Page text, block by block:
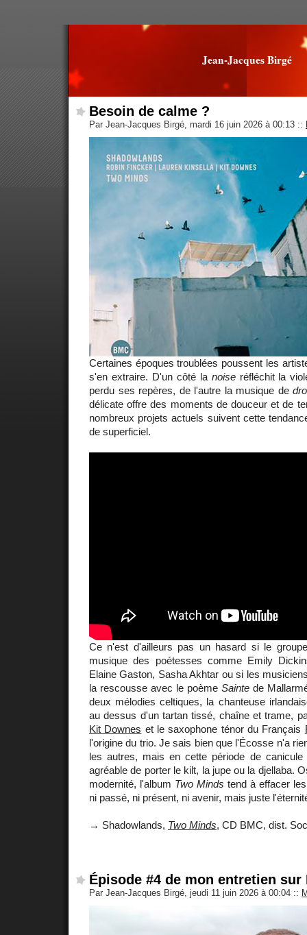
Jean-Jacques Birgé
Besoin de calme ?
Par Jean-Jacques Birgé, mardi 16 juin 2026 à 00:13 ::
Certaines époques troublées poussent les
s'en extraire. D'un côté la noiseréfléchit la
perdu ses repères, de l'autre la musique de
délicate offre des moments de douceur et de
nombreux projets actuels suivent cette
de superficiel.
Ce n'est d'ailleurs pas un hasard si le
musique des poétesses comme Emily
Elaine Gaston, Sasha Akhtar ou si les
la rescousse avec le poème Sainte de
deux mélodies celtiques, la chanteuse
au dessus d'un tartan tissé, chaîne et trame,
Kit Downes et le saxophone ténor du Français
l'origine du trio. Je sais bien que l'Écosse n'a
les autres, mais en cette période de canicule
agréable de porter le kilt, la jupe ou la djellaba.
modernité, l'album Two Minds tend à effacer
ni passé, ni présent, ni avenir, mais juste
→ Shadowlands, Two Minds, CD BMC, dist.
Épisode #4 de mon entretien sur
Par Jean-Jacques Birgé, jeudi 11 juin 2026 à 00:04 ::